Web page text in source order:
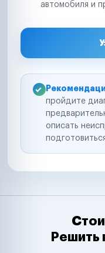
автомобиля и
пройдите
описать
Решить